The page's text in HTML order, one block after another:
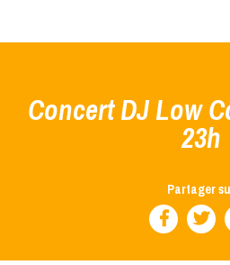
Concert DJ Low
23h
Partager